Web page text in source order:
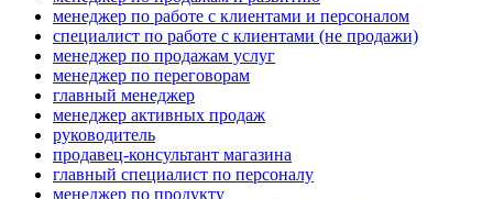
менеджер по работе с клиентами и персоналом
специалист по работе с клиентами (не продажи)
менеджер по продажам услуг
менеджер по переговорам
главный менеджер
менеджер активных продаж
руководитель
продавец-консультант магазина
главный специалист по персоналу
менеджер по продукту